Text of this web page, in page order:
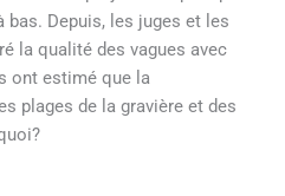
bas. Depuis, les juges et les
la qualité des vagues avec
ont estimé que la
plages de la gravière et des